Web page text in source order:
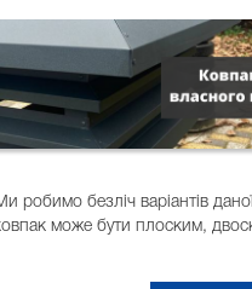
робимо безліч варіантів
може бути плоским,